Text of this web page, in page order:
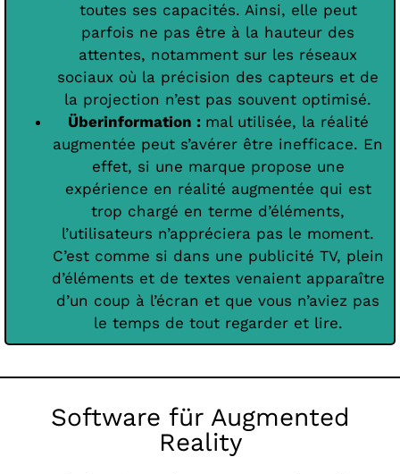
toutes ses capacités. Ainsi, elle peut
parfois ne pas être à la hauteur des
attentes, notamment sur les réseaux
sociaux où la précision des capteurs et de
la projection n’est pas souvent optimisé.
Überinformation : mal utilisée, la réalité
augmentée peut s’avérer être inefficace. En
effet, si une marque propose une
expérience en réalité augmentée qui est
trop chargé en terme d’éléments,
l’utilisateurs n’appréciera pas le moment.
C’est comme si dans une publicité TV, plein
d’éléments et de textes venaient apparaître
d’un coup à l’écran et que vous n’aviez pas
le temps de tout regarder et lire.
Software für Augmented
Reality